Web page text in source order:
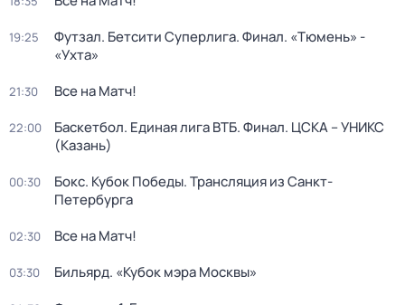
19:25
Футзал. Бетсити Суперлига. Финал. «Тюмень» -
«Ухта»
21:30 Все на Матч!
22:00
Баскетбол. Единая лига ВТБ. Финал. ЦСКА – УНИКС
(Казань)
00:30
Бокс. Кубок Победы. Трансляция из Санкт-
Петербурга
02:30 Все на Матч!
03:30 Бильярд. «Кубок мэра Москвы»